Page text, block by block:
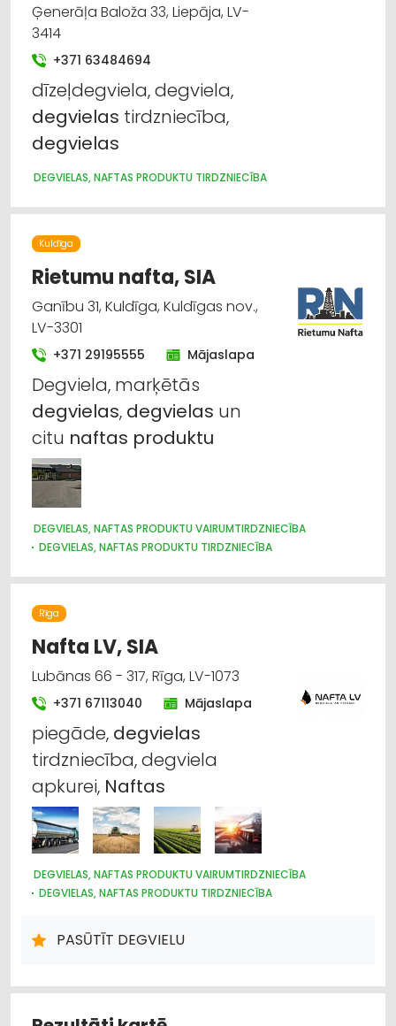
Ģenerāļa Baloža 33, Liepāja, LV-
3414
+371 63484694
dīzeļdegviela, degviela,
degvielas tirdzniecība,
degvielas
DEGVIELAS, NAFTAS PRODUKTU TIRDZNIECĪBA
Kuldīga
Rietumu nafta, SIA
Ganību 31, Kuldīga, Kuldīgas nov.,
LV-3301
+371 29195555 Mājaslapa
Degviela, marķētās
degvielas, degvielas un
citu naftas produktu
DEGVIELAS, NAFTAS PRODUKTU VAIRUMTIRDZNIECĪBA
DEGVIELAS, NAFTAS PRODUKTU TIRDZNIECĪBA
Rīga
Nafta LV, SIA
Lubānas 66 - 317, Rīga, LV-1073
+371 67113040 Mājaslapa
piegāde, degvielas
tirdzniecība, degviela
apkurei, Naftas
DEGVIELAS, NAFTAS PRODUKTU VAIRUMTIRDZNIECĪBA
DEGVIELAS, NAFTAS PRODUKTU TIRDZNIECĪBA
KURINĀMAIS
PASŪTĪT DEGVIELU